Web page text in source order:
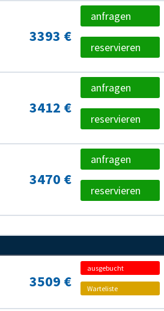
3393 €
anfragen
reservieren
3412 €
anfragen
reservieren
3470 €
anfragen
reservieren
3509 €
ausgebucht
Warteliste